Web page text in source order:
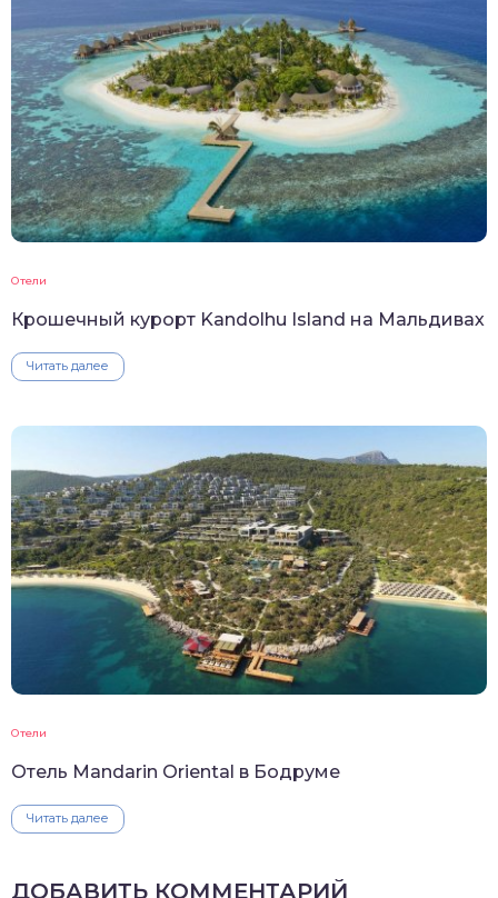
Отели
Крошечный курорт Kandolhu Island на Мальдивах
Читать далее
Отели
Отель Mandarin Oriental в Бодруме
Читать далее
ДОБАВИТЬ КОММЕНТАРИЙ